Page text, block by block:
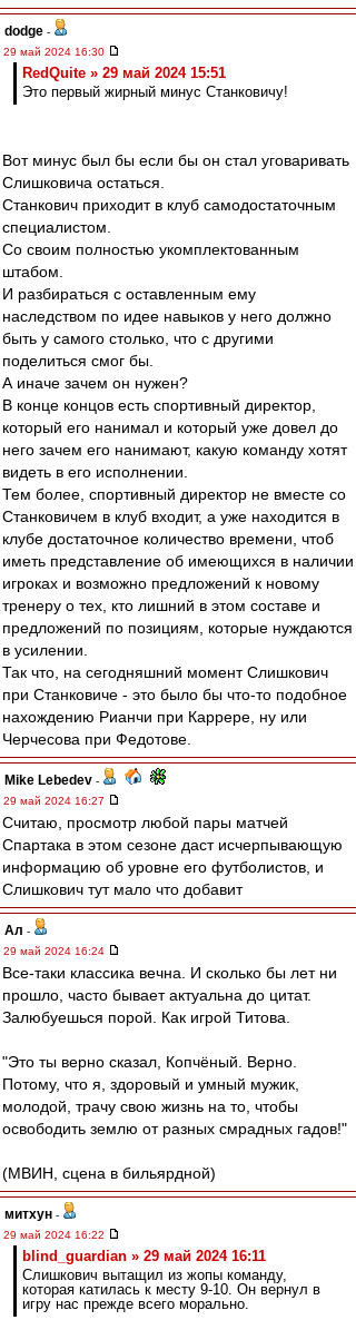
dodge -
29 май 2024 16:30
RedQuite » 29 май 2024 15:51
Это первый жирный минус Станковичу!
Вот минус был бы если бы он стал уговаривать
Слишковича остаться.
Станкович приходит в клуб самодостаточным
специалистом.
Со своим полностью укомплектованным
штабом.
И разбираться с оставленным ему
наследством по идее навыков у него должно
быть у самого столько, что с другими
поделиться смог бы.
А иначе зачем он нужен?
В конце концов есть спортивный директор,
который его нанимал и который уже довел до
него зачем его нанимают, какую команду хотят
видеть в его исполнении.
Тем более, спортивный директор не вместе со
Станковичем в клуб входит, а уже находится в
клубе достаточное количество времени, чтоб
иметь представление об имеющихся в наличии
игроках и возможно предложений к новому
тренеру о тех, кто лишний в этом составе и
предложений по позициям, которые нуждаются
в усилении.
Так что, на сегодняшний момент Слишкович
при Станковиче - это было бы что-то подобное
нахождению Рианчи при Каррере, ну или
Черчесова при Федотове.
Mike Lebedev -
29 май 2024 16:27
Считаю, просмотр любой пары матчей
Спартака в этом сезоне даст исчерпывающую
информацию об уровне его футболистов, и
Слишкович тут мало что добавит
Ал -
29 май 2024 16:24
Все-таки классика вечна. И сколько бы лет ни
прошло, часто бывает актуальна до цитат.
Залюбуешься порой. Как игрой Титова.
"Это ты верно сказал, Копчёный. Верно.
Потому, что я, здоровый и умный мужик,
молодой, трачу свою жизнь на то, чтобы
освободить землю от разных смрадных гадов!"
(МВИН, сцена в бильярдной)
митхун -
29 май 2024 16:22
blind_guardian » 29 май 2024 16:11
Слишкович вытащил из жопы команду,
которая катилась к месту 9-10. Он вернул в
игру нас прежде всего морально.